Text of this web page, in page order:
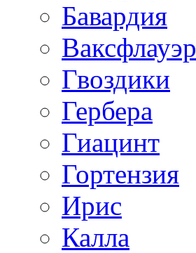
Бавардия
Ваксфлауэр
Гвоздики
Гербера
Гиацинт
Гортензия
Ирис
Калла